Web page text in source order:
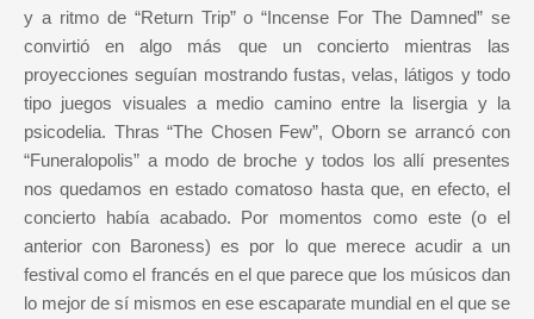
y a ritmo de “Return Trip” o “Incense For The Damned” se
convirtió en algo más que un concierto mientras las
proyecciones seguían mostrando fustas, velas, látigos y todo
tipo juegos visuales a medio camino entre la lisergia y la
psicodelia. Thras “The Chosen Few”, Oborn se arrancó con
“Funeralopolis” a modo de broche y todos los allí presentes
nos quedamos en estado comatoso hasta que, en efecto, el
concierto había acabado. Por momentos como este (o el
anterior con Baroness) es por lo que merece acudir a un
festival como el francés en el que parece que los músicos dan
lo mejor de sí mismos en ese escaparate mundial en el que se